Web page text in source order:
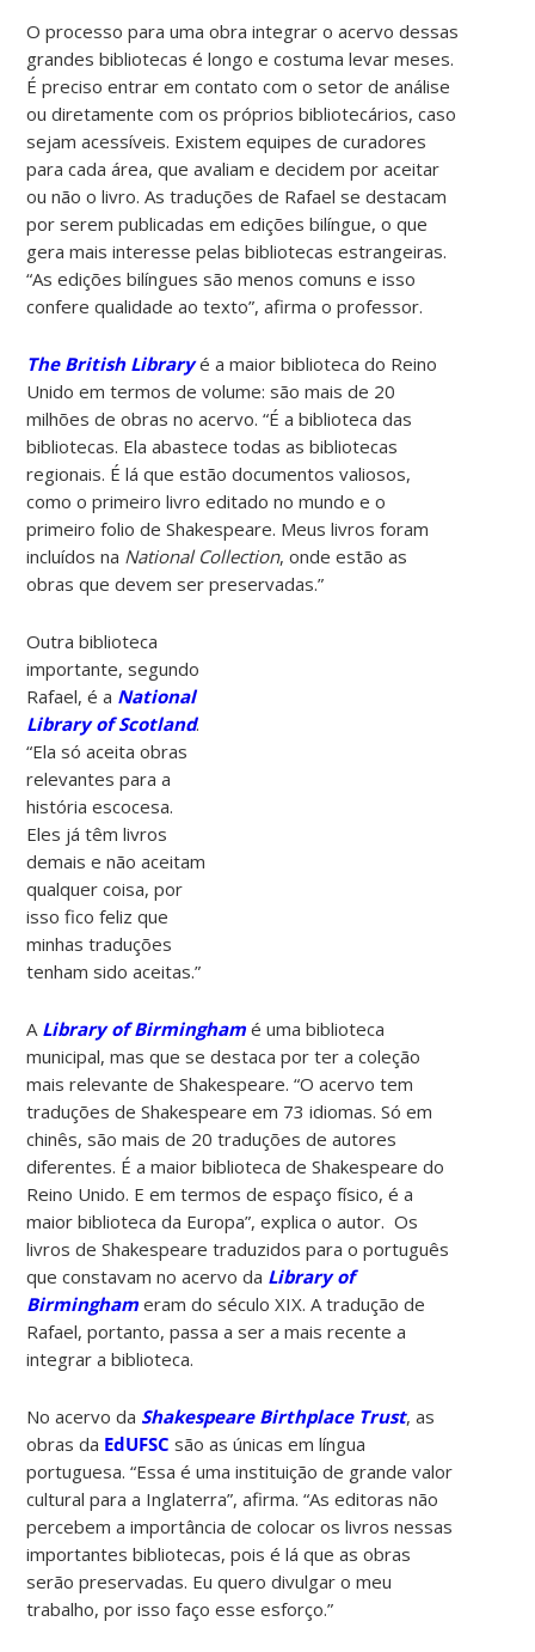
O processo para uma obra integrar o acervo dessas
grandes bibliotecas é longo e costuma levar meses.
É preciso entrar em contato com o setor de análise
ou diretamente com os próprios bibliotecários, caso
sejam acessíveis. Existem equipes de curadores
para cada área, que avaliam e decidem por aceitar
ou não o livro. As traduções de Rafael se destacam
por serem publicadas em edições bilíngue, o que
gera mais interesse pelas bibliotecas estrangeiras.
“As edições bilíngues são menos comuns e isso
confere qualidade ao texto”, afirma o professor.
The British Libraryé a maior biblioteca do Reino
Unido em termos de volume: são mais de 20
milhões de obras no acervo. “É a biblioteca das
bibliotecas. Ela abastece todas as bibliotecas
regionais. É lá que estão documentos valiosos,
como o primeiro livro editado no mundo e o
primeiro folio de Shakespeare. Meus livros foram
incluídos na National Collection, onde estão as
obras que devem ser preservadas.”
Outra biblioteca
importante, segundo
Rafael, é a National
Library of Scotland.
“Ela só aceita obras
relevantes para a
história escocesa.
Eles já têm livros
demais e não aceitam
qualquer coisa, por
isso fico feliz que
minhas traduções
tenham sido aceitas.”
A Library of Birmingham é uma biblioteca
municipal, mas que se destaca por ter a coleção
mais relevante de Shakespeare. “O acervo tem
traduções de Shakespeare em 73 idiomas. Só em
chinês, são mais de 20 traduções de autores
diferentes. É a maior biblioteca de Shakespeare do
Reino Unido. E em termos de espaço físico, é a
maior biblioteca da Europa”, explica o autor. Os
livros de Shakespeare traduzidos para o português
que constavam no acervo da Library of
Birmingham eram do século XIX. A tradução de
Rafael, portanto, passa a ser a mais recente a
integrar a biblioteca.
No acervo da Shakespeare Birthplace Trust, as
obras da EdUFSC são as únicas em língua
portuguesa. “Essa é uma instituição de grande valor
cultural para a Inglaterra”, afirma. “As editoras não
percebem a importância de colocar os livros nessas
importantes bibliotecas, pois é lá que as obras
serão preservadas. Eu quero divulgar o meu
trabalho, por isso faço esse esforço.”